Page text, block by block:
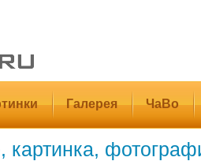
Галерея ЧаВо
картинка,